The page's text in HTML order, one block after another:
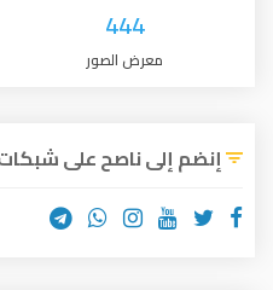
444
معرض الصور
إنضم إلى ناصح على